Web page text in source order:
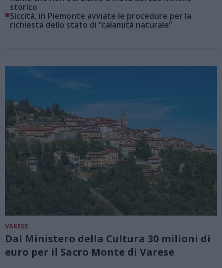
storico
■Siccità, in Piemonte avviate le procedure per la
richiesta dello stato di “calamità naturale”
VARESE
Dal Ministero della Cultura 30 milioni di
euro per il Sacro Monte di Varese